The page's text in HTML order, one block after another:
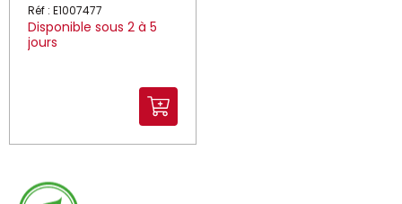
Réf : E1007477
Disponible sous 2 à 5
jours